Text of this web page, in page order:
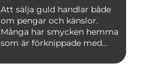
Att sälja guld handlar både
om pengar och känslor.
Många har smycken hemma
som är förknippade med